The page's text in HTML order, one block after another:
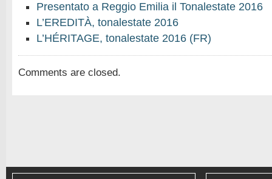
Presentato a Reggio Emilia il Tonalestate 2016
L’EREDITÀ, tonalestate 2016
L’HÉRITAGE, tonalestate 2016 (FR)
Comments are closed.